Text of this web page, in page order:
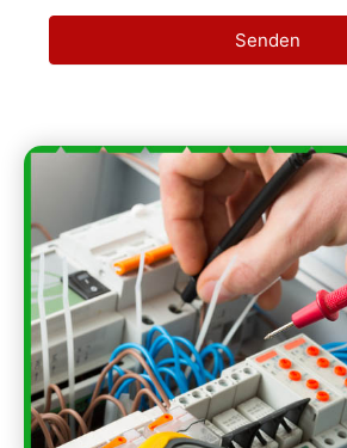
Senden